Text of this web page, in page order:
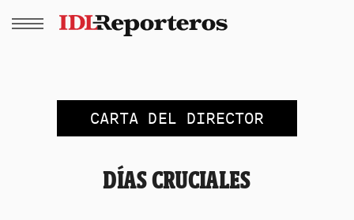
CARTA DEL DIRECTOR
DÍAS CRUCIALES